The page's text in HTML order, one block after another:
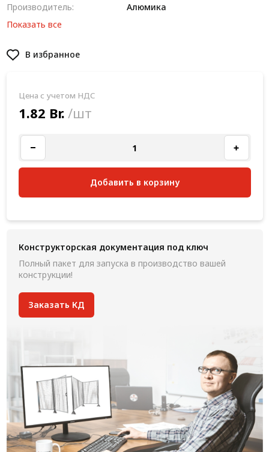
Производитель:
Алюмика
Показать все
В избранное
Цена с учетом НДС
1.82 Br. /шт
Добавить в корзину
Конструкторская документация под ключ
Полный пакет для запуска в производство вашей
конструкции!
Заказать КД